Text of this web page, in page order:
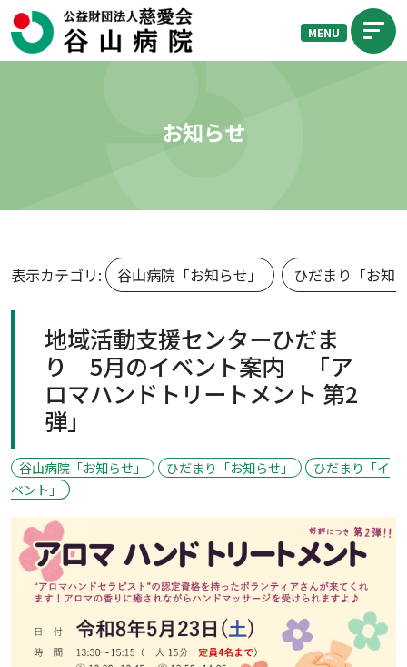
MENU
お知らせ
表示カテゴリ: 谷山病院「お知らせ」 ひだまり「お知
地域活動支援センターひだま
り 5月のイベント案内 「ア
ロマハンドトリートメント 第2
弾」
谷山病院「お知らせ」 ひだまり「お知らせ」
ひだまり「イ
ベント」